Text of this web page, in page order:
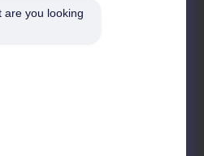
are you looking